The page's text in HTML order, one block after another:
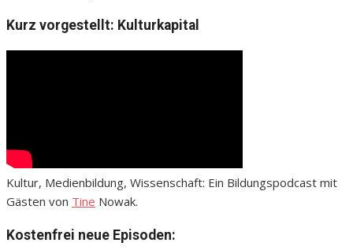
Kurz vorgestellt: Kulturkapital
Kultur, Medienbildung, Wissenschaft: Ein Bildungspodcast mit
Gästen von Tine Nowak.
Kostenfrei neue Episoden: